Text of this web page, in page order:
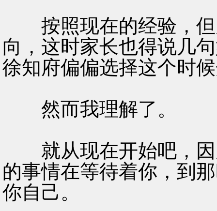
按照现在的经验，但
向，这时家长也得说几
徐知府偏偏选择这个时
然而我理解了。
就从现在开始吧，因
的事情在等待着你，到
你自己。